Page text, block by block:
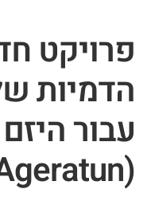
פרויקט
עבור
(Ageratun)